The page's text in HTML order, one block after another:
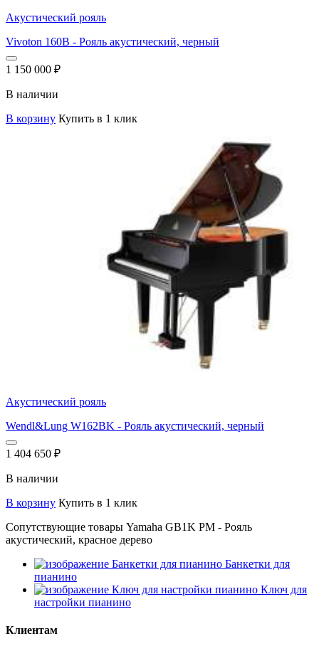
Акустический рояль
Vivoton 160B - Рояль акустический, черный
1 150 000 ₽
В наличии
В корзину Купить в 1 клик
Акустический рояль
Wendl&Lung W162BK - Рояль акустический, черный
1 404 650 ₽
В наличии
В корзину Купить в 1 клик
Сопутствующие товары Yamaha GB1K PM - Рояль
акустический, красное дерево
Банкетки для
пианино
Ключ для
настройки пианино
Клиентам